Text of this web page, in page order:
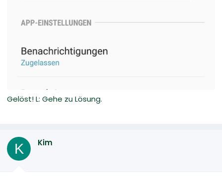
Gelöst! L: Gehe zu Lösung.
K Kim